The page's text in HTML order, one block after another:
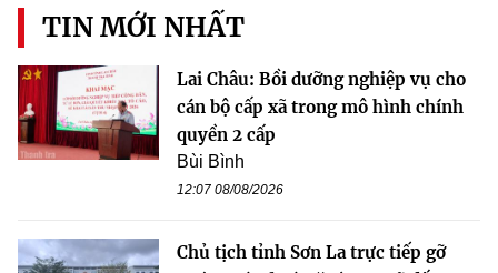
TIN MỚI NHẤT
Lai Châu: Bồi dưỡng nghiệp vụ cho
cán bộ cấp xã trong mô hình chính
quyền 2 cấp
Bùi Bình
12:07 08/08/2026
Chủ tịch tỉnh Sơn La trực tiếp gỡ